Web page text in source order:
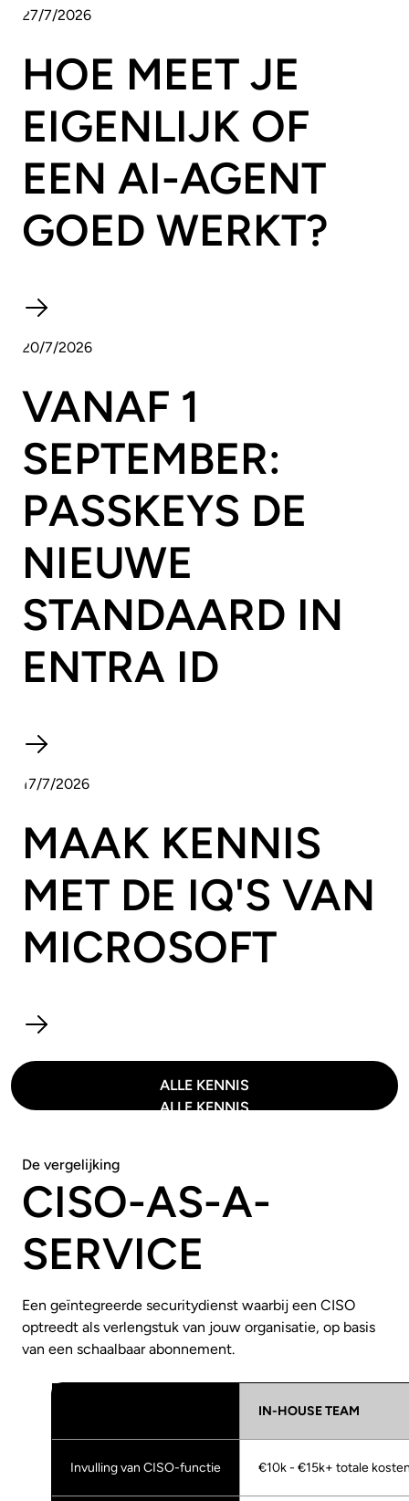
27/7/2026
HOE MEET JE
EIGENLIJK OF
EEN AI-AGENT
GOED WERKT?
20/7/2026
VANAF 1
SEPTEMBER:
PASSKEYS DE
NIEUWE
STANDAARD IN
ENTRA ID
17/7/2026
MAAK KENNIS
MET DE IQ'S VAN
MICROSOFT
ALLE KENNIS
ALLE KENNIS
De vergelijking
CISO-AS-A-
SERVICE
Een geïntegreerde securitydienst waarbij een CISO
optreedt als verlengstuk van jouw organisatie, op basis
van een schaalbaar abonnement.
IN-HOUSE TEAM
Invulling van CISO-functie €10k - €15k+ totale